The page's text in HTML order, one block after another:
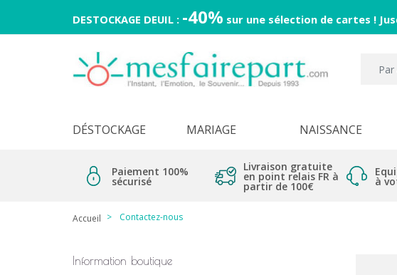
DESTOCKAGE DEUIL : -40% sur une sélection de cartes !
DÉSTOCKAGE MARIAGE NAISSANCE
Paiement 100%
sécurisé
Livraison gratuite
en point relais FR à
partir de 100€ à
Accueil Contactez-nous
Information boutique